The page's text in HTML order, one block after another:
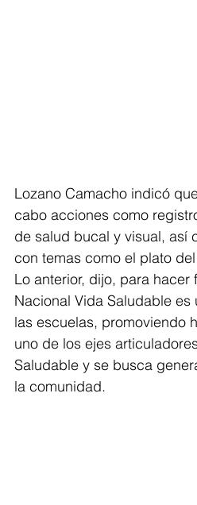
Lozano Camacho indicó
cabo acciones como
de salud bucal y visual, así
con temas como el plato
Lo anterior, dijo, para
Nacional Vida Saludable
las escuelas, promoviendo
uno de los ejes
Saludable y se busca
la comunidad.